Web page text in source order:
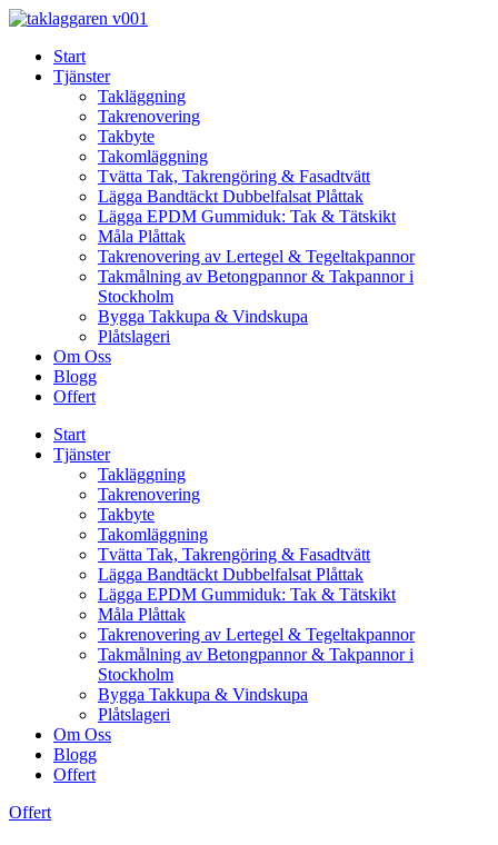
Skip
contentStart
Tjänster
Takläggning
Takrenovering
Takbyte
Takomläggning
Tvätta Tak, Takrengöring & Fasadtvätt
Lägga Bandtäckt Dubbelfalsat Plåttak
Lägga EPDM Gummiduk: Tak & Tätskikt
Måla Plåttak
Takrenovering av Lertegel & Tegeltakpannor
Takmålning av Betongpannor & Takpannor i
Stockholm
Bygga Takkupa & Vindskupa
Plåtslageri
Om Oss
Blogg
Offert
Start
Tjänster
Takläggning
Takrenovering
Takbyte
Takomläggning
Tvätta Tak, Takrengöring & Fasadtvätt
Lägga Bandtäckt Dubbelfalsat Plåttak
Lägga EPDM Gummiduk: Tak & Tätskikt
Måla Plåttak
Takrenovering av Lertegel & Tegeltakpannor
Takmålning av Betongpannor & Takpannor i
Stockholm
Bygga Takkupa & Vindskupa
Plåtslageri
Om Oss
Blogg
Offert
Offert